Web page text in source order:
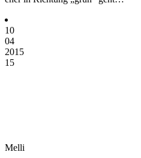
10
04
2015
15
Melli